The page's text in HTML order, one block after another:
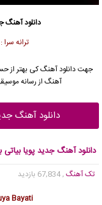
دانلود آهنگ
ترانه
جهت دانلود آهنگ کی بهتر از
آهنگ از رسانه
دانلود آهنگ
دانلود آهنگ جدید پویا
تک آهنگ , 67,834 بازدید
Bayati